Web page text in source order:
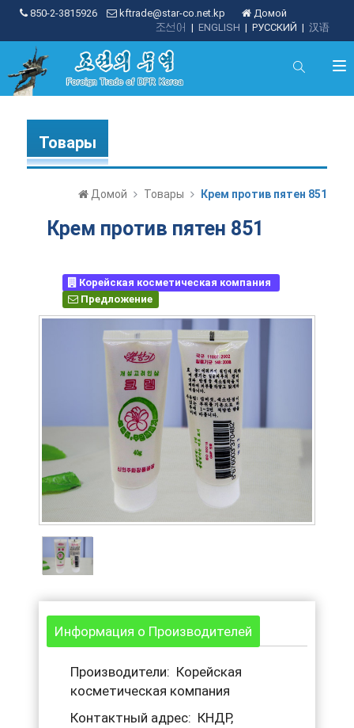
850-2-3815926 kftrade@star-co.net.kp
Домой
| 汉语
| РУССКИЙ
| ENGLISH
조선어
Товары
Домой Товары Крем против пятен 851
Крем против пятен 851
Корейская косметическая компания
Предложение
Информация о Производителей
Производители: Корейская
косметическая компания
Контактный адрес: КНДР,